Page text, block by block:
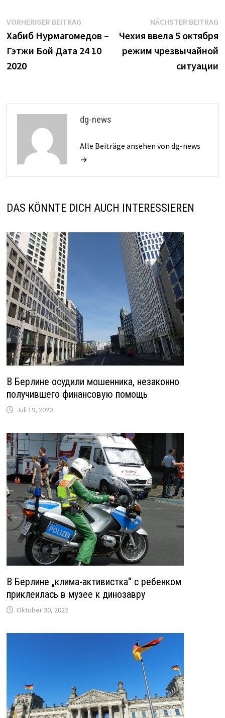
Beitrags-
Navigation
VORHERIGER BEITRAGVorheriger
Beitrag:
Хабиб Нурмагомедов –
Гэтжи Бой Дата 24 10
2020
NÄCHSTER BEITRAG
Чехия ввела 5 октября
режим чрезвычайной
ситуации
dg-news
Alle Beiträge ansehen von dg-news
→
DAS KÖNNTE DICH AUCH INTERESSIEREN
В Берлине осудили мошенника, незаконно
получившего финансовую помощь
Juli 19, 2020
В Берлине „клима-активистка“ с ребенком
приклеилась в музее к динозавру
Oktober 30, 2022